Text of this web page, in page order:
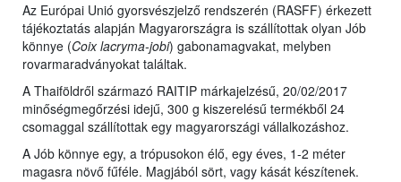
Az Európai Unió gyorsvészjelző rendszerén (RASFF) érkezett
tájékoztatás alapján Magyarországra is szállítottak olyan Jób
könnye (Coix lacryma-jobi) gabonamagvakat, melyben
rovarmaradványokat találtak.
A Thaiföldről származó RAITIP márkajelzésű, 20/02/2017
minőségmegőrzési idejű, 300 g kiszerelésű termékből 24
csomaggal szállítottak egy magyarországi vállalkozáshoz.
A Jób könnye egy, a trópusokon élő, egy éves, 1-2 méter
magasra növő fűféle. Magjából sört, vagy kását készítenek.